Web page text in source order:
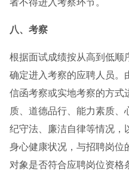
者不得进入考察环节。
八、考察
根据面试成绩按从高到低顺
确定进入考察的应聘人员。
信函考察或实地考察的方式
质、道德品行、能力素质、
纪守法、廉洁自律等情况，
身心健康状况，与招聘岗位
对象是否符合应聘岗位资格